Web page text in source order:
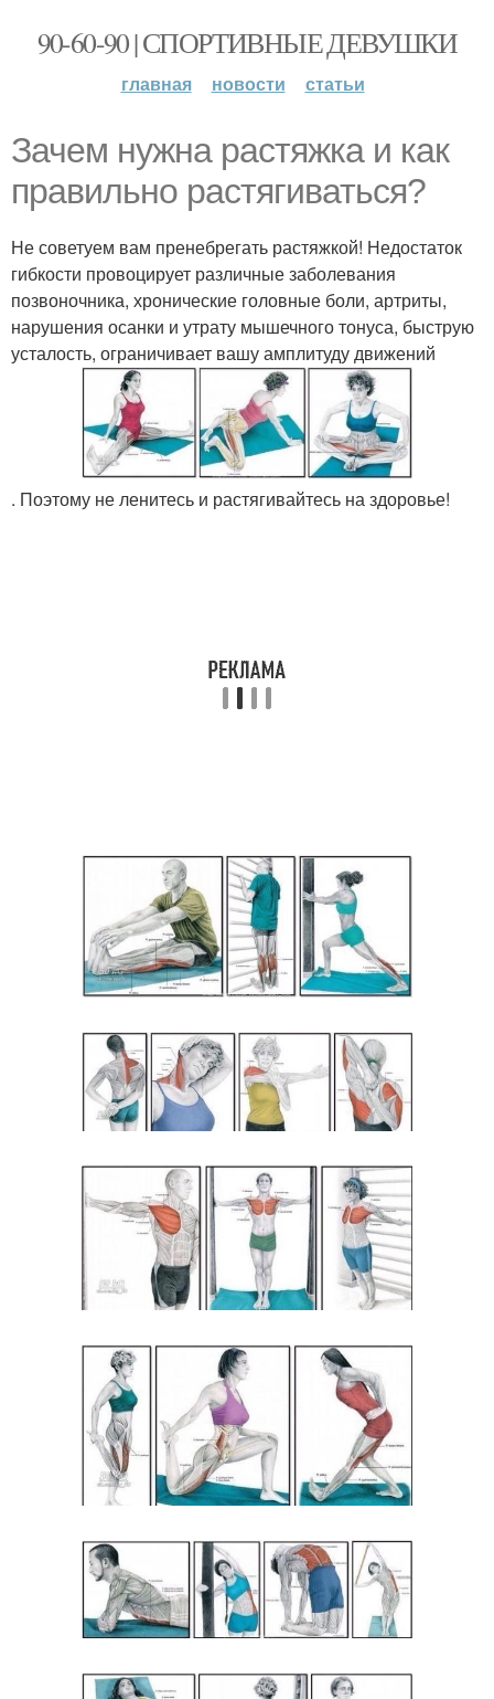
90-60-90 | СПОРТИВНЫЕ ДЕВУШКИ
главная новости статьи
Зачем нужна растяжка и как
правильно растягиваться?
Не советуем вам пренебрегать растяжкой! Недостаток
гибкости провоцирует различные заболевания
позвоночника, хронические головные боли, артриты,
нарушения осанки и утрату мышечного тонуса, быструю
усталость, ограничивает вашу амплитуду движений
. Поэтому не ленитесь и растягивайтесь на здоровье!